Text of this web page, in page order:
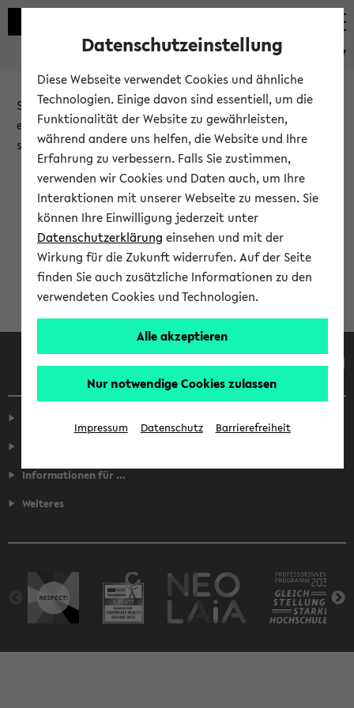
eKVV
Sie möchten auf eine eKVV Funktion zugreifen, die Ihnen
erst nach einer Anmeldung am System zur Verfügung
steht.
Bitte melden Sie sich an:
Anmeldung am eKVV
Informationen für ...
Weiteres
Datenschutzeinstellung
Diese Webseite verwendet Cookies und ähnliche
Technologien. Einige davon sind essentiell, um die
Funktionalität der Website zu gewährleisten,
während andere uns helfen, die Website und Ihre
Erfahrung zu verbessern. Falls Sie zustimmen,
verwenden wir Cookies und Daten auch, um Ihre
Interaktionen mit unserer Webseite zu messen. Sie
können Ihre Einwilligung jederzeit unter
Datenschutzerklärung einsehen und mit der
Wirkung für die Zukunft widerrufen. Auf der Seite
finden Sie auch zusätzliche Informationen zu den
verwendeten Cookies und Technologien.
Alle akzeptieren
Nur notwendige Cookies zulassen
Impressum Datenschutz Barrierefreiheit